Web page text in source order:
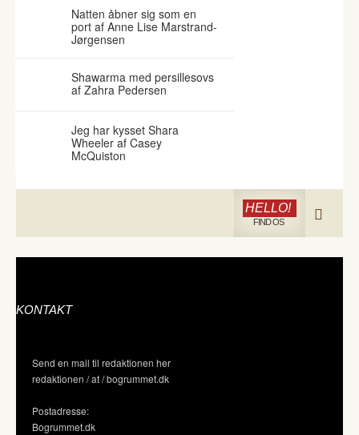
Natten åbner sig som en
port af Anne Lise Marstrand-
Jørgensen
Shawarma med persillesovs
af Zahra Pedersen
Jeg har kysset Shara
Wheeler af Casey
McQuiston
HELLO!
FIND OS
KONTAKT
Send en mail til redaktionen her
redaktionen / at / bogrummet.dk
Postadresse:
Bogrummet.dk